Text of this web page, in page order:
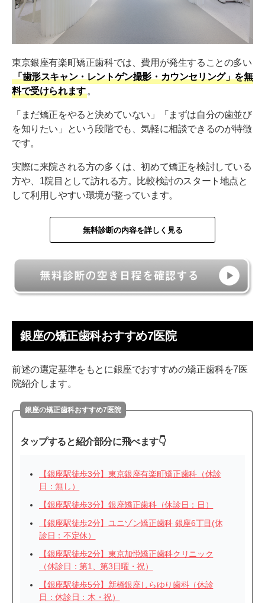
東京銀座有楽町矯正歯科では、費用が発生することの多い
「歯形スキャン・レントゲン撮影・カウンセリング」を無
料で受けられます 。
「まだ矯正をやると決めていない」「まずは自分の歯並び
を知りたい」という段階でも、気軽に相談できるのが特徴
です。
実際に来院される方の多くは、初めて矯正を検討している
方や、1院目として訪れる方。比較検討のスタート地点と
して利用しやすい環境が整っています。
無料診断の内容を詳しく見る
銀座の矯正歯科おすすめ7医院
前述の選定基準をもとに銀座でおすすめの矯正歯科を7医
院紹介します。
銀座の矯正歯科おすすめ7医院
タップすると紹介部分に飛べます👇
【銀座駅徒歩3分】東京銀座有楽町矯正歯科（休診
日：無し）
【銀座駅徒歩3分】銀座矯正歯科（休診日：日）
【銀座駅徒歩2分】ユニゾン矯正歯科 銀座6丁目(休
診日：不定休）
【銀座駅徒歩2分】東京加悦矯正歯科クリニック
（休診日：第1、第3日曜・祝）
【銀座駅徒歩5分】新橋銀座しらゆり歯科（休診
日：休診日：木・祝）